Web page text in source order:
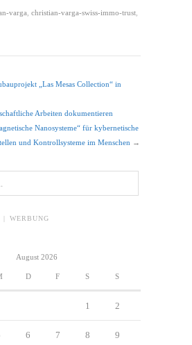
varga christian-varga-swiss-immo-trust
„Las Mesas Collection“ in
Arbeiten dokumentieren
Nanosysteme“ für kybernetische
und Kontrollsysteme im Menschen →
WERBUNG
August 2026
D F S S
1 2
6 7 8 9